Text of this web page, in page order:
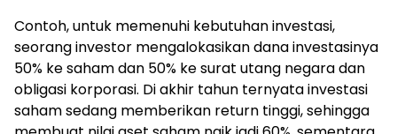
Contoh, untuk memenuhi kebutuhan investasi,
seorang investor mengalokasikan dana investasinya
50% ke saham dan 50% ke surat utang negara dan
obligasi korporasi. Di akhir tahun ternyata investasi
saham sedang memberikan return tinggi, sehingga